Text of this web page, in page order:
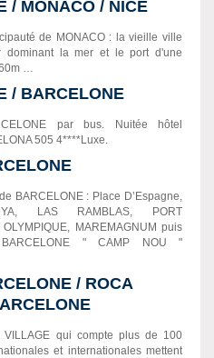
/ MONACO / NICE
de MONACO : la vieille ville
dominant la mer et le port d'une
…
/ BARCELONE
par bus. Nuitée hôtel
505 4****Luxe.
BARCELONE : Place D’Espagne,
LAS RAMBLAS, PORT
MAREMAGNUM puis
" CAMP NOU "
/ ROCA
VILLAGE qui compte plus de 100
et internationales mettent